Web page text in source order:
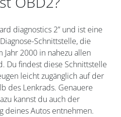
diagnostics 2” und ist eine
Schnittstelle, die
Jahr 2000 in nahezu allen
Du findest diese Schnittstelle
leicht zugänglich auf der
des Lenkrads. Genauere
kannst du auch der
deines Autos entnehmen.